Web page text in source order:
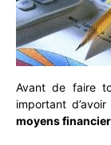
Avant de faire
important
moyens